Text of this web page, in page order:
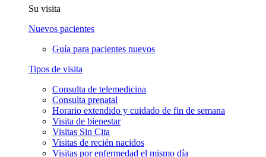
Su visita
Nuevos pacientes
Guía para pacientes nuevos
Tipos de visita
Consulta de telemedicina
Consulta prenatal
Horario extendido y cuidado de fin de semana
Visita de bienestar
Visitas Sin Cita
Visitas de recién nacidos
Visitas por enfermedad el mismo día